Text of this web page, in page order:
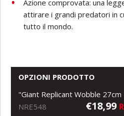
Azione comprovata: una
attirare i grandi predatori in
tutto il mondo.
OPZIONI PRODOTTO
"Giant Replicant Wobble
NRE548
€18,99